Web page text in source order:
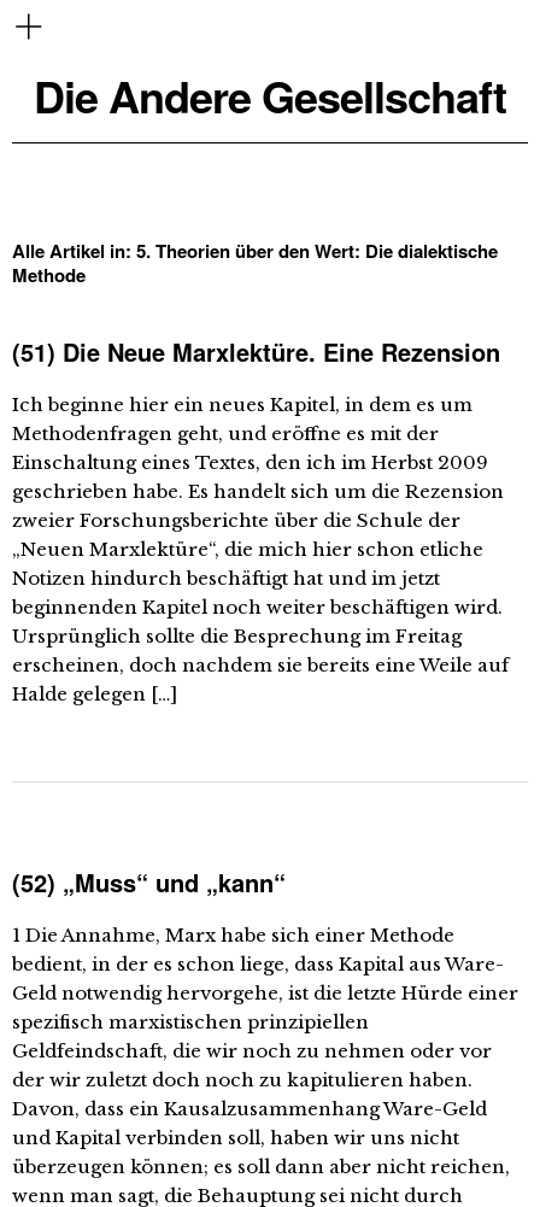
Die Andere Gesellschaft
Alle Artikel in: 5. Theorien über den Wert: Die dialektische
Methode
(51) Die Neue Marxlektüre. Eine Rezension
Ich beginne hier ein neues Kapitel, in dem es um
Methodenfragen geht, und eröffne es mit der
Einschaltung eines Textes, den ich im Herbst 2009
geschrieben habe. Es handelt sich um die Rezension
zweier Forschungsberichte über die Schule der
„Neuen Marxlektüre“, die mich hier schon etliche
Notizen hindurch beschäftigt hat und im jetzt
beginnenden Kapitel noch weiter beschäftigen wird.
Ursprünglich sollte die Besprechung im Freitag
erscheinen, doch nachdem sie bereits eine Weile auf
Halde gelegen […]
(52) „Muss“ und „kann“
1 Die Annahme, Marx habe sich einer Methode
bedient, in der es schon liege, dass Kapital aus Ware-
Geld notwendig hervorgehe, ist die letzte Hürde einer
spezifisch marxistischen prinzipiellen
Geldfeindschaft, die wir noch zu nehmen oder vor
der wir zuletzt doch noch zu kapitulieren haben.
Davon, dass ein Kausalzusammenhang Ware-Geld
und Kapital verbinden soll, haben wir uns nicht
überzeugen können; es soll dann aber nicht reichen,
wenn man sagt, die Behauptung sei nicht durch